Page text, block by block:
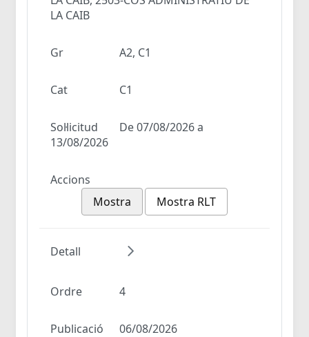
LA CAIB
Gr A2, C1
Cat C1
Sol·licitud
De 07/08/2026 a
13/08/2026
Accions
Mostra
Mostra RLT
Detall
Ordre 4
Publicació 06/08/2026